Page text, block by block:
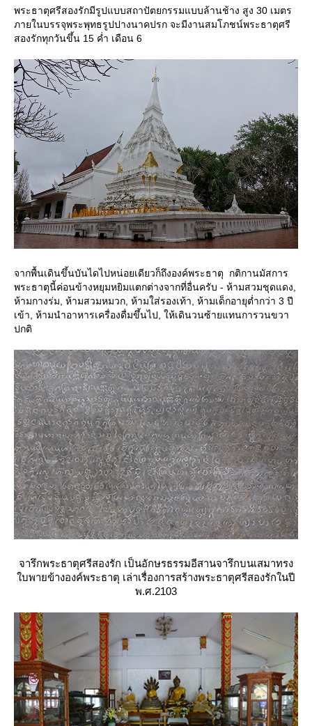
พระธาตุศรีสองรักมีรูปแบบสถาปัตยกรรมแบบล้านช้าง สูง 30 เมตร
ภายในบรรจุพระพุทธรูปปางนาคปรก จะมีงานสมโภชน์พระธาตุศรี
สองรักทุกวันขึ้น 15 ค่ำ เดือน 6
จากพื้นเดินขึ้นบันไดไปหน่อยเดียวก็ถึงองค์พระธาตุ กติกานมัสการ
พระธาตุนี้ค่อนข้างหยุมหยิมแตกต่างจากที่อื่นครับ - ห้ามสวมชุดแดง,
ห้ามกางร่ม, ห้ามสวมหมวก, ห้ามใส่รองเท้า, ห้ามเด็กอายุต่ำกว่า 3 ปี
เข้า, ห้ามนำอาหารเครื่องดื่มขึ้นไป, ให้เดินวนซ้ายแทนการวนขวา
ปกติ
จารึกพระธาตุศรีสองรัก เป็นอักษรธรรมอีสานจารึกบนเสมาทรง
บพายข้างองค์พระธาตุ เล่าเรื่องการสร้างพระธาตุศรีสองรักในปี
พ.ศ.2103